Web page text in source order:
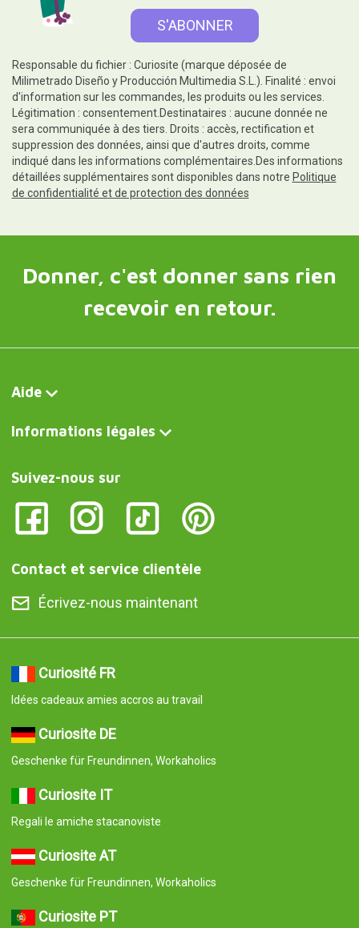
Responsable du fichier : Curiosite (marque déposée de
Milimetrado Diseño y Producción Multimedia S.L.). Finalité : envoi
d'information sur les commandes, les produits ou les services.
Légitimation : consentement.Destinataires : aucune donnée ne
sera communiquée à des tiers. Droits : accès, rectification et
suppression des données, ainsi que d'autres droits, comme
indiqué dans les informations complémentaires.Des informations
détaillées supplémentaires sont disponibles dans notre Politique
de confidentialité et de protection des données
Donner, c'est donner sans rien
recevoir en retour.
Aide
Informations légales
Suivez-nous sur
Contact et service clientèle
Écrivez-nous maintenant
Curiosité FR
Idées cadeaux amies accros au travail
Curiosite DE
Geschenke für Freundinnen, Workaholics
Curiosite IT
Regali le amiche stacanoviste
Curiosite AT
Geschenke für Freundinnen, Workaholics
Curiosite PT